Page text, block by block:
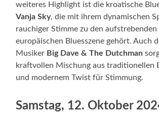
weiteres Highlight ist die kroatische
Vanja Sky, die mit ihrem dynamischen
rauchiger Stimme zu den aufstrebenden
europäischen Bluesszene gehört. Auch
Musiker Big Dave & The Dutchman
kraftvollen Mischung aus traditionellen
und modernem Twist für Stimmung.
Samstag, 12. Oktober